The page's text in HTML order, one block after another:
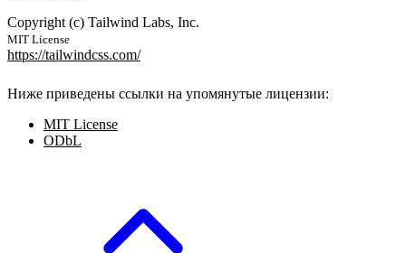
Copyright (c) Tailwind Labs, Inc.
MIT License
https://tailwindcss.com/
Ниже приведены ссылки на упомянутые лицензии:
MIT License
ODbL